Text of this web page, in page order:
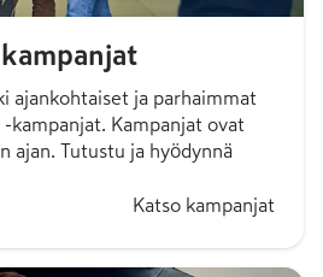
ajankohtaiset ja parhaimmat
kampanjat. Kampanjat ovat
ajan. Tutustu ja hyödynnä
Katso kampanjat